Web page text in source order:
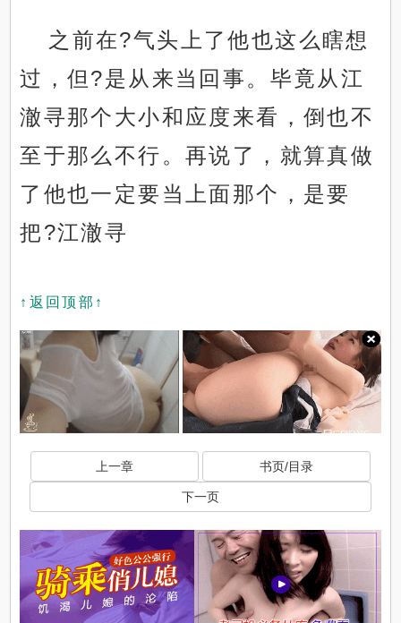
之前在?气头上了他也这么瞎想
过，但?是从来当回事。毕竟从江
澈寻那个大小和应度来看，倒也不
至于那么不行。再说了，就算真做
了他也一定要当上面那个，是要
把?江澈寻
↑返回顶部↑
上一章 书页/目录
下一页